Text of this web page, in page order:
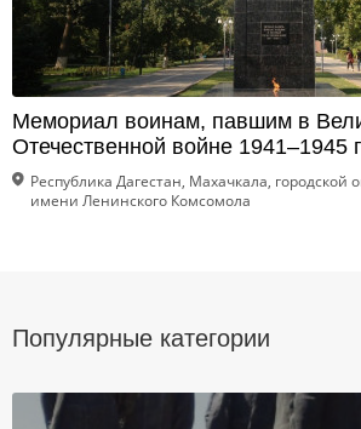
Мемориал воинам, павшим в
Отечественной войне 1941–1945
Республика Дагестан, Махачкала, городской
имени Ленинского Комсомола
Популярные категории